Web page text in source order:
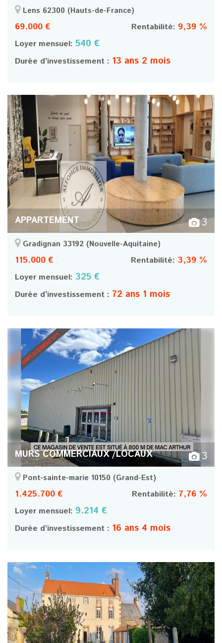
Lens 62300 (Hauts-de-France)
69.000 € Rentabilité: 9,39 %
Loyer mensuel: 540 €
Durée d’investissement : 13 ans 2 mois
APPARTEMENT 3
Gradignan 33192 (Nouvelle-Aquitaine)
115.000 € Rentabilité: 3,39 %
Loyer mensuel: 325 €
Durée d’investissement : 72 ans 1 mois
MURS COMMERCIAUX /LOCAUX 3
Pont-sainte-marie 10150 (Grand-Est)
1.425.700 € Rentabilité: 7,76 %
Loyer mensuel: 9.214 €
Durée d’investissement : 16 ans 4 mois